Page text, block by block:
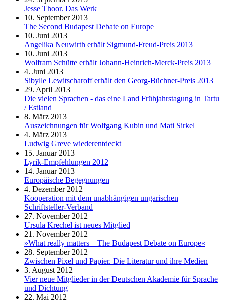
Jesse Thoor. Das Werk
10. September 2013
The Second Budapest Debate on Europe
10. Juni 2013
Angelika Neuwirth erhält Sigmund-Freud-Preis 2013
10. Juni 2013
Wolfram Schütte erhält Johann-Heinrich-Merck-Preis 2013
4. Juni 2013
Sibylle Lewitscharoff erhält den Georg-Büchner-Preis 2013
29. April 2013
Die vielen Sprachen - das eine Land Frühjahrstagung in Tartu
/ Estland
8. März 2013
Auszeichnungen für Wolfgang Kubin und Mati Sirkel
4. März 2013
Ludwig Greve wiederentdeckt
15. Januar 2013
Lyrik-Empfehlungen 2012
14. Januar 2013
Europäische Begegnungen
4. Dezember 2012
Kooperation mit dem unabhängigen ungarischen
Schriftsteller-Verband
27. November 2012
Ursula Krechel ist neues Mitglied
21. November 2012
»What really matters – The Budapest Debate on Europe«
28. September 2012
Zwischen Pixel und Papier. Die Literatur und ihre Medien
3. August 2012
Vier neue Mitglieder in der Deutschen Akademie für Sprache
und Dichtung
22. Mai 2012